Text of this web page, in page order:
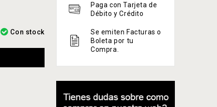
Con stock
Paga con Tarjeta de
Débito y Crédito
Se emiten Facturas o
Boleta por tu
Compra.